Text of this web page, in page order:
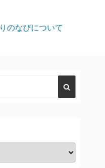
りのなびについて